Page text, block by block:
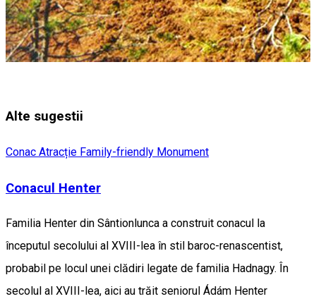
Alte sugestii
Conac Atracție Family-friendly Monument
Conacul Henter
Familia Henter din Sântionlunca a construit conacul la
începutul secolului al XVIII-lea în stil baroc-renascentist,
probabil pe locul unei clădiri legate de familia Hadnagy. În
secolul al XVIII-lea, aici au trăit seniorul Ádám Henter